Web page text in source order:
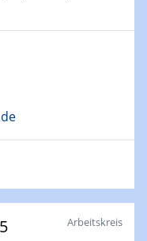
at soft
Arbeitskreis